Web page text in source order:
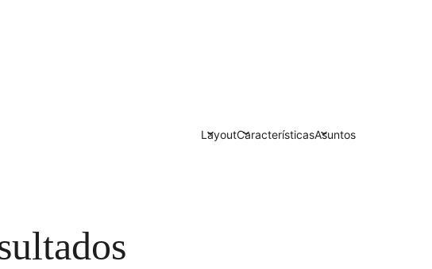
LayoutCaracterísticasAsuntos